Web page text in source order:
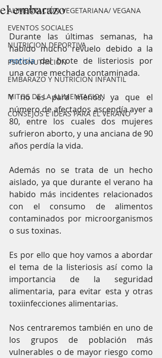
ALIMENTACIÓN VEGETARIANA/ VEGANA
EVENTOS SOCIALES
NUTRICION DEPORTIVA
PSICONUTRICIÓN
EMBARAZO Y NUTRICION INFANTIL
MITOS DE LA ALIMENTACION
CONSEJOS E IDEAS PARA EL VERANO
el embarazo
Durante las últimas semanas, ha
noticia del brote de listeriosis por
una carne mechada contaminada.
Y no es para menos, ya que el
número de afectados ascendía ayer a
80, entre los cuales dos mujeres
sufrieron aborto, y una anciana de 90
años perdía la vida.
Además no se trata de un hecho
aislado, ya que durante el verano ha
habido más incidentes relacionados
con el consumo de alimentos
contaminados por microorganismos
o sus toxinas.
Es por ello que hoy vamos a abordar
el tema de la listeriosis así como la
importancia de la seguridad
alimentaria, para evitar esta y otras
toxiinfecciones alimentarias.
Nos centraremos también en uno de
los grupos de población más
vulnerables o de mayor riesgo como